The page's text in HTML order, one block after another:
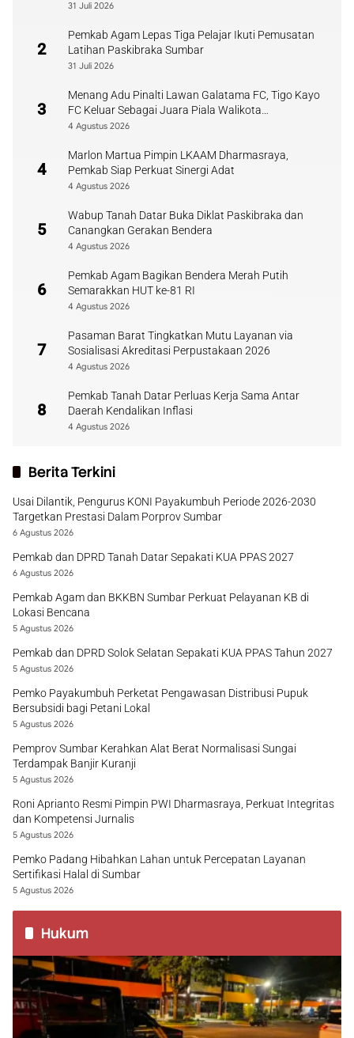
31 Juli 2026
2
Pemkab Agam Lepas Tiga Pelajar Ikuti Pemusatan
Latihan Paskibraka Sumbar
31 Juli 2026
3
Menang Adu Pinalti Lawan Galatama FC, Tigo Kayo
FC Keluar Sebagai Juara Piala Walikota
Payakumbuh
4 Agustus 2026
4
Marlon Martua Pimpin LKAAM Dharmasraya,
Pemkab Siap Perkuat Sinergi Adat
4 Agustus 2026
5
Wabup Tanah Datar Buka Diklat Paskibraka dan
Canangkan Gerakan Bendera
4 Agustus 2026
6
Pemkab Agam Bagikan Bendera Merah Putih
Semarakkan HUT ke-81 RI
4 Agustus 2026
7
Pasaman Barat Tingkatkan Mutu Layanan via
Sosialisasi Akreditasi Perpustakaan 2026
4 Agustus 2026
8
Pemkab Tanah Datar Perluas Kerja Sama Antar
Daerah Kendalikan Inflasi
4 Agustus 2026
Berita Terkini
Usai Dilantik, Pengurus KONI Payakumbuh Periode 2026-2030
Targetkan Prestasi Dalam Porprov Sumbar
6 Agustus 2026
Pemkab dan DPRD Tanah Datar Sepakati KUA PPAS 2027
6 Agustus 2026
Pemkab Agam dan BKKBN Sumbar Perkuat Pelayanan KB di
Lokasi Bencana
5 Agustus 2026
Pemkab dan DPRD Solok Selatan Sepakati KUA PPAS Tahun 2027
5 Agustus 2026
Pemko Payakumbuh Perketat Pengawasan Distribusi Pupuk
Bersubsidi bagi Petani Lokal
5 Agustus 2026
Pemprov Sumbar Kerahkan Alat Berat Normalisasi Sungai
Terdampak Banjir Kuranji
5 Agustus 2026
Roni Aprianto Resmi Pimpin PWI Dharmasraya, Perkuat Integritas
dan Kompetensi Jurnalis
5 Agustus 2026
Pemko Padang Hibahkan Lahan untuk Percepatan Layanan
Sertifikasi Halal di Sumbar
5 Agustus 2026
Hukum